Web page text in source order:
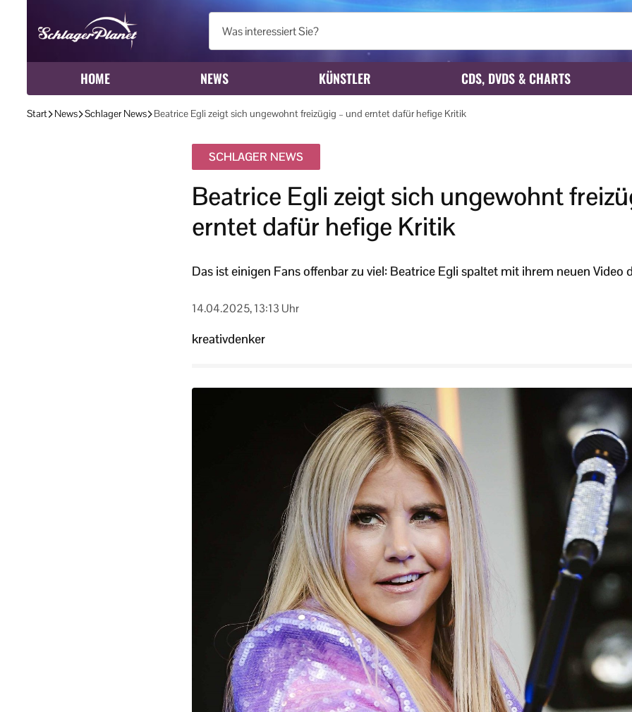
HOME NEWS KÜNSTLER CDS, DVDS & CHARTS
Start News Schlager News Beatrice Egli zeigt sich ungewohnt freizügig – und erntet dafür hefige Kritik
SCHLAGER NEWS
Beatrice Egli zeigt sich ungewohnt
erntet dafür hefige Kritik
Das ist einigen Fans offenbar zu viel: Beatrice Egli spaltet mit ihrem neuen Video
14.04.2025, 13:13 Uhr
kreativdenker